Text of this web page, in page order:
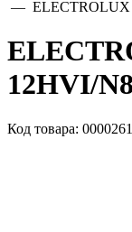
— ELECTROLUX
12HVI/
Код товара: